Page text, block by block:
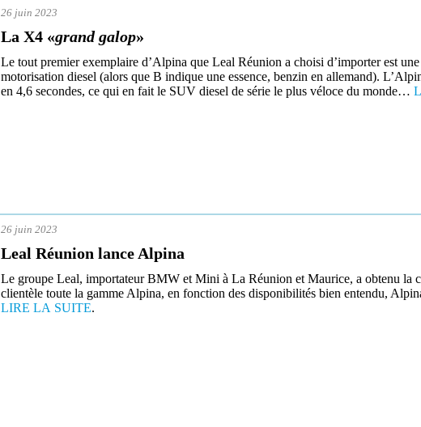
26 juin 2023
La X4 «grand galop»
Le tout premier exemplaire d’Alpina que Leal Réunion a choisi d’importer est
motorisation diesel (alors que B indique une essence, benzin en allemand).
en 4,6 secondes, ce qui en fait le SUV diesel de série le plus véloce du monde…
26 juin 2023
Leal Réunion lance Alpina
Le groupe Leal, importateur BMW et Mini à La Réunion et Maurice, a obtenu la
clientèle toute la gamme Alpina, en fonction des disponibilités bien entendu,
LIRE LA SUITE.